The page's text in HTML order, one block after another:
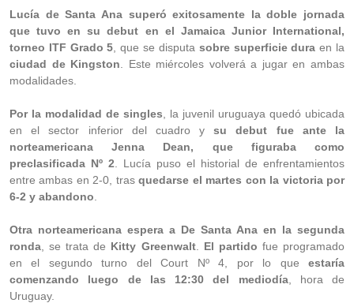
Lucía de Santa Ana superó exitosamente la doble jornada
que tuvo en su debut en el Jamaica Junior International,
torneo ITF Grado 5 , que se disputa sobre superficie duraen la
ciudad de Kingston . Este miércoles volverá a jugar en ambas
modalidades.
Por la modalidad de singles , la juvenil uruguaya quedó ubicada
en el sector inferior del cuadro ysu debut fue ante la
norteamericana Jenna Dean, que figuraba como
preclasificada Nº 2 . Lucía puso el historial de enfrentamientos
entre ambas en 2-0, trasquedarse el martes con la victoria por
6-2 y abandono
Otra norteamericana espera a De Santa Ana en la segunda
ronda , se trata de Kitty Greenwalt. El partido fue programado
en el segundo turno del Court Nº 4, por lo que estaría
comenzando luego de las 12:30 del mediodía, hora de
Uruguay.